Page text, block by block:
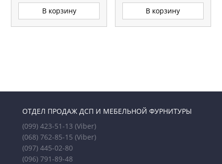
В корзину В корзину
ОТДЕЛ ПРОДАЖ ДСП И МЕБЕЛЬНОЙ ФУРНИТУРЫ
(099) 423-51-13 (Viber)
(068) 762-85-15 (Viber)
(097) 445-02-80
(096) 791-89-48